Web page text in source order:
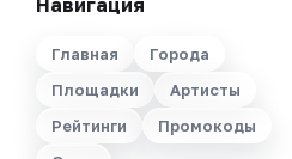
Навигация
Главная
Города
Площадки
Артисты
Рейтинги
Промокоды